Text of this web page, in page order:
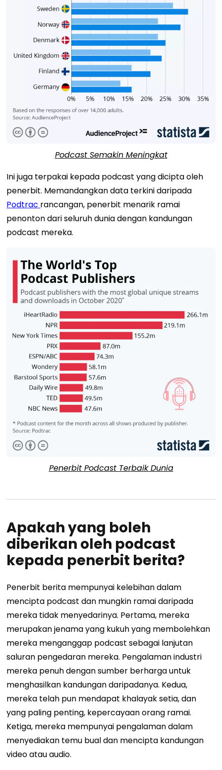
Podcast Semakin Meningkat
Ini juga terpakai kepada podcast yang dicipta oleh
penerbit. Memandangkan data terkini daripada
Podtrac rancangan, penerbit menarik ramai
penonton dari seluruh dunia dengan kandungan
podcast mereka.
Penerbit Podcast Terbaik Dunia
Apakah yang boleh
diberikan oleh podcast
kepada penerbit berita?
Penerbit berita mempunyai kelebihan dalam
mencipta podcast dan mungkin ramai daripada
mereka tidak menyedarinya. Pertama, mereka
merupakan jenama yang kukuh yang membolehkan
mereka menganggap podcast sebagai lanjutan
saluran pengedaran mereka. Pengalaman industri
mereka penuh dengan sumber berharga untuk
menghasilkan kandungan daripadanya. Kedua,
mereka telah pun mendapat khalayak setia, dan
yang paling penting, kepercayaan orang ramai.
Ketiga, mereka mempunyai pengalaman dalam
menyediakan temu bual dan mencipta kandungan
video atau audio.